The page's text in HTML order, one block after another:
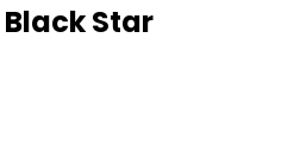
Black Star